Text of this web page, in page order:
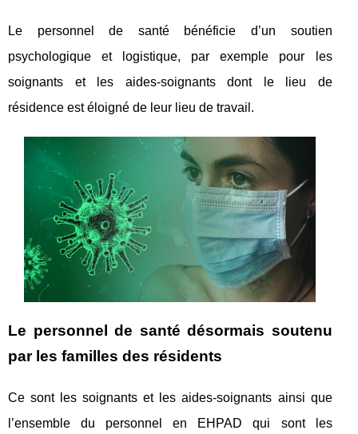
Le personnel de santé bénéficie d’un soutien
psychologique et logistique, par exemple pour les
soignants et les aides-soignants dont le lieu de
résidence est éloigné de leur lieu de travail.
Le personnel de santé désormais soutenu
par les familles des résidents
Ce sont les soignants et les aides-soignants ainsi que
l’ensemble du personnel en EHPAD qui sont les